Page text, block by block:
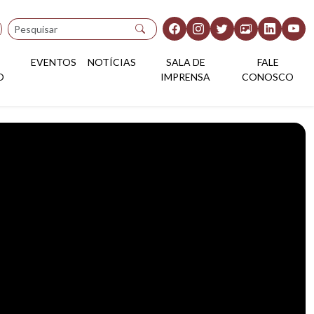
Pesquisar
EVENTOS NOTÍCIAS
SALA DE
IMPRENSA
FALE
CONOSCO